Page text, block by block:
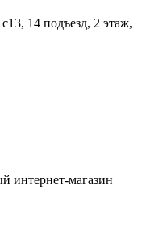
14 подъезд, 2 этаж,
интернет-магазин